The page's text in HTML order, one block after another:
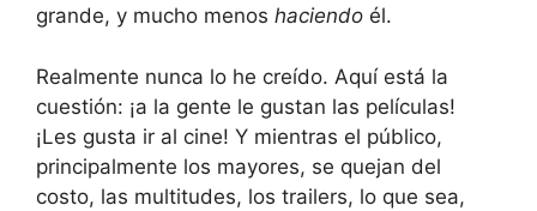
grande, y mucho menos haciendo él.
Realmente nunca lo he creído. Aquí está la
cuestión: ¡a la gente le gustan las películas!
¡Les gusta ir al cine! Y mientras el público,
principalmente los mayores, se quejan del
costo, las multitudes, los trailers, lo que sea,